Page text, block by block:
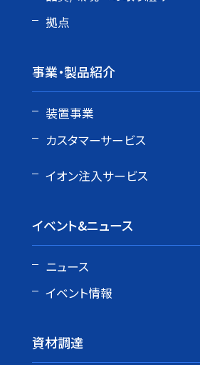
拠点
事業・製品紹介
装置事業
カスタマーサービス
イオン注入サービス
イベント&ニュース
ニュース
イベント情報
資材調達